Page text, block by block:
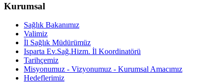
Kurumsal
Sağlık Bakanımız
Valimiz
İl Sağlık Müdürümüz
Isparta Ev.Sağ.Hizm. İl Koordinatörü
Tarihçemiz
Misyonumuz - Vizyonumuz - Kurumsal Amacımız
Hedeflerimiz